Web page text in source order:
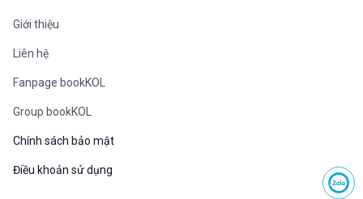
Giới thiệu
Liên hệ
Fanpage bookKOL
Group bookKOL
Chính sách bảo mật
Điều khoản sử dụng